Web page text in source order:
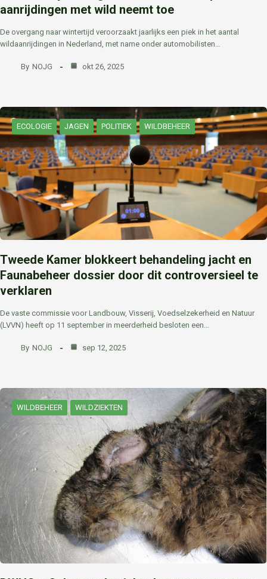
aanrijdingen met wild neemt toe
De overgang naar wintertijd veroorzaakt jaarlijks een piek in het aantal
wildaanrijdingen in Nederland, met name onder automobilisten…
By NOJG okt 26, 2025
ECOLOGIE JAGEN POLITIEK WILDBEHEER
Tweede Kamer blokkeert behandeling jacht en
Faunabeheer dossier door dit controversieel te
verklaren
De vaste commissie voor Landbouw, Visserij, Voedselzekerheid en Natuur
(LVVN) heeft op 11 september in meerderheid besloten een…
By NOJG sep 12, 2025
WILDBEHEER WILDZIEKTEN